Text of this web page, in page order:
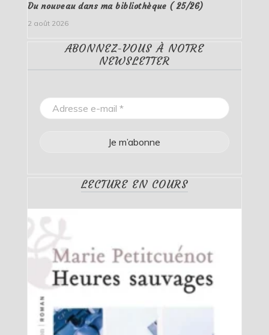
Du nouveau dans ma bibliothèque ( 25/26)
2 août 2026
ABONNEZ-VOUS À NOTRE
NEWSLETTER
LECTURE EN COURS